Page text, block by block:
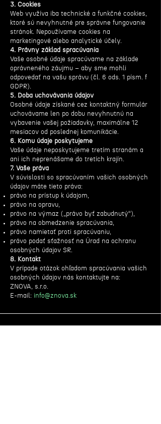
3. Cookies
Web využíva iba technické a funkčné cookies,
ktoré sú nevyhnutné pre správne fungovanie
stránok. Nepoužívame cookies na
marketingové alebo analytické účely.
4. Právny základ spracúvania
Vaše osobné údaje spracúvame na základe
oprávneného záujmu – aby sme mohli
odpovedať na vašu správu (čl. 6 ods. 1 písm. f
GDPR).
5. Doba uchovávania údajov
Osobné údaje získané cez kontaktný formulár
uchovávame len po dobu nevyhnutnú na
vybavenie vašej požiadavky, maximálne 12
mesiacov od poslednej komunikácie.
6. Komu údaje poskytujeme
Vaše údaje neposkytujeme tretím stranám a
ani ich neprenášame do tretích krajín.
7. Vaše práva
V súvislosti so spracúvaním vašich osobných
údajov máte tieto práva:
právo na prístup k údajom,
právo na opravu,
právo na výmaz („právo byť zabudnutý“),
právo na obmedzenie spracúvania,
právo namietať proti spracúvaniu,
právo podať sťažnosť na Úrad na ochranu
osobných údajov SR.
8. Kontakt
V prípade otázok ohľadom spracúvania vašich
osobných údajov nás kontaktujte na:
ZNOVA, s.r.o.
E-mail: info@znova.sk